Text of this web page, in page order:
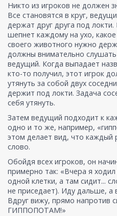
Никто из игроков не должен
Все становятся в круг,
держат друг друга под
шепнет каждому на ухо,
своего животного нужно
должны внимательно
ведущий. Когда выпадает
кто-то получил, этот игрок
утянуть за собой двух
держит под локти. Задача
себя утянуть.
Затем ведущий подходит к
одно и то же, например,
этом делает вид, что каждый
слово.
Обойдя всех игроков, он
примерно так: «Вчера я
одной клетки, а там сидит...
не приседает). Иду дальше, а
Вдруг вижу, прямо напротив
ГИППОПОТАМ!»